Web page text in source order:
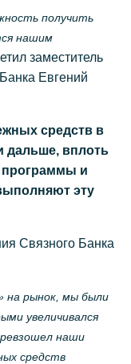
получить
нашим
заместитель
Евгений
средств в
дальше, вплоть
программы и
эту
Связного Банка
на рынок, мы были
увеличивался
наши
средств